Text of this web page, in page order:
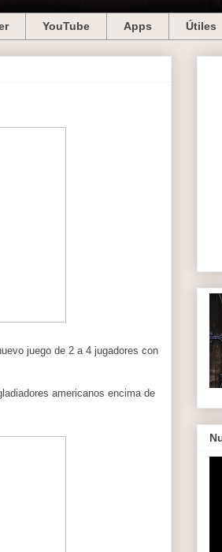
YouTube Apps Útiles
juego de 2 a 4 jugadores con
americanos encima de